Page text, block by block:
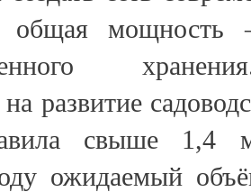
общая мощность
развитие
свыше 1,4
ожидаемый